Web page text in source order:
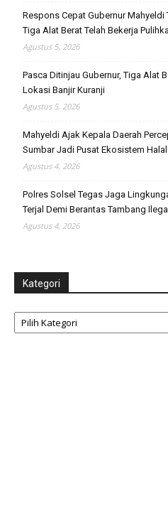
Respons Cepat Gubernur Mahyeldi
Tiga Alat Berat Telah Bekerja
Agustus 5, 2026
Pasca Ditinjau Gubernur, Tiga Alat
Lokasi Banjir Kuranji
Agustus 5, 2026
Mahyeldi Ajak Kepala Daerah
Sumbar Jadi Pusat Ekosistem Halal
Agustus 4, 2026
Polres Solsel Tegas Jaga
Terjal Demi Berantas Tambang Ilegal
Agustus 4, 2026
Kategori
Kategori